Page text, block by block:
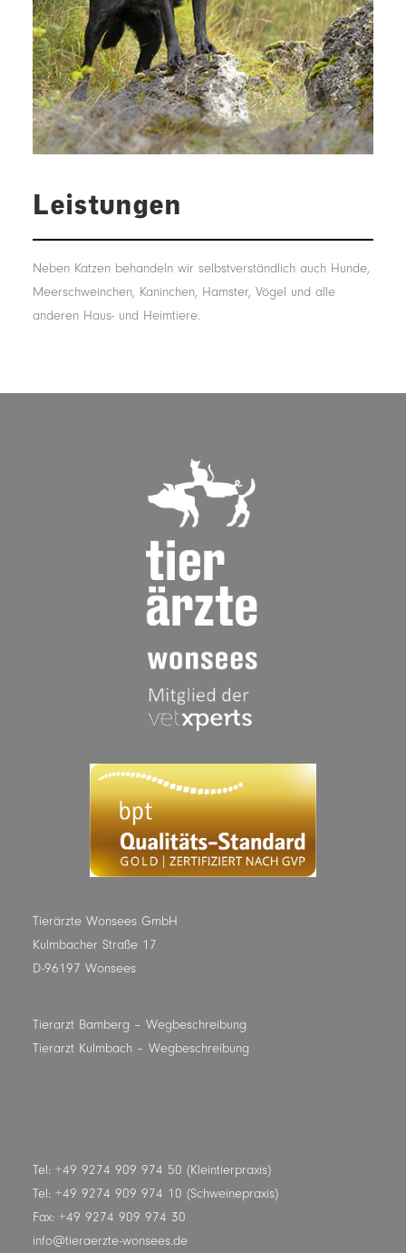
Leistungen
Neben Katzen behandeln wir selbstverständlich auch Hunde,
Meerschweinchen, Kaninchen, Hamster, Vögel und alle
anderen Haus- und Heimtiere.
Tierärzte Wonsees GmbH
Kulmbacher Straße 17
D-96197 Wonsees
Tierarzt Bamberg – Wegbeschreibung
Tierarzt Kulmbach – Wegbeschreibung
Tel: +49 9274 909 974 50 (Kleintierpraxis)
Tel: +49 9274 909 974 10 (Schweinepraxis)
Fax: +49 9274 909 974 30
info@tieraerzte-wonsees.de